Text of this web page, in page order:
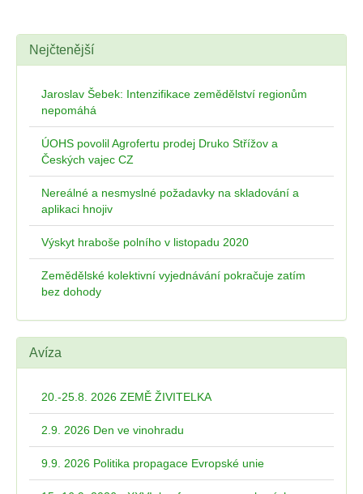
Nejčtenější
Jaroslav Šebek: Intenzifikace zemědělství regionům
nepomáhá
ÚOHS povolil Agrofertu prodej Druko Střížov a
Českých vajec CZ
Nereálné a nesmyslné požadavky na skladování a
aplikaci hnojiv
Výskyt hraboše polního v listopadu 2020
Zemědělské kolektivní vyjednávání pokračuje zatím
bez dohody
Avíza
20.-25.8. 2026 ZEMĚ ŽIVITELKA
2.9. 2026 Den ve vinohradu
9.9. 2026 Politika propagace Evropské unie